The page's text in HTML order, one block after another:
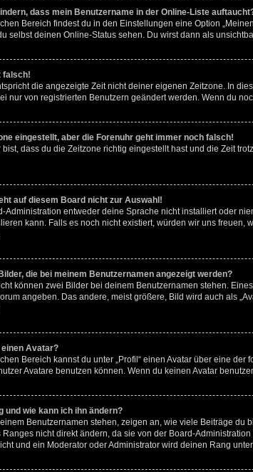
dass mein Benutzername in der Online-Liste
Bereich findest du in den Einstellungen eine Option
selbst deinen Online-Status sehen. Du wirst dann als
falsch!
die angezeigte Zeit nicht deiner eigenen Zeitzone. In
nur von registrierten Benutzern geändert werden. Wenn du
eingestellt, aber die Forenuhr geht immer noch falsch!
dass du die Zeitzone richtig eingestellt hast und die Zeit
auf diesem Board nicht zur Auswahl!
Administration entweder deine Sprache nicht installiert oder
kann. Falls es noch nicht existiert, würden wir uns
die bei meinem Benutzernamen angezeigt werden?
können zwei Bilder bei deinem Benutzernamen stehen.
angeben. Das andere, meist größere, Bild wird auch als
Avatar?
Bereich kannst du unter „Profil“ einen Avatar über eine
Avatare benutzen können. Wenn du keinen Avatar
und wie kann ich ihn ändern?
Benutzernamen stehen, zeigen an, wie viele Beiträge
Ranges nicht direkt ändern, da sie von der Board-
und ein Moderator oder Administrator wird deinen Rang